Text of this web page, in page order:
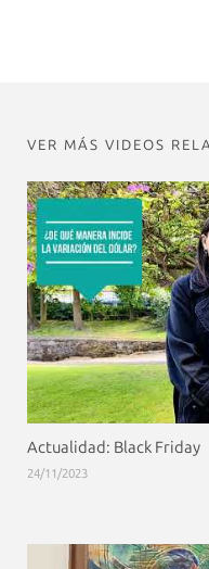
VER MÁS VIDEOS
Actualidad: Black Friday
24/11/2023